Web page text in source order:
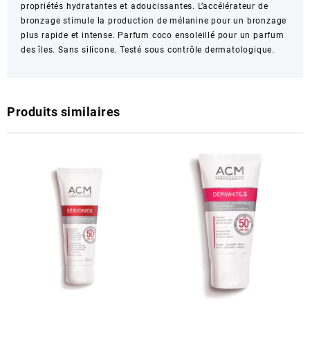
propriétés hydratantes et adoucissantes. L’accélérateur de
bronzage stimule la production de mélanine pour un bronzage
plus rapide et intense. Parfum coco ensoleillé pour un parfum
des îles. Sans silicone. Testé sous contrôle dermatologique.
Produits similaires